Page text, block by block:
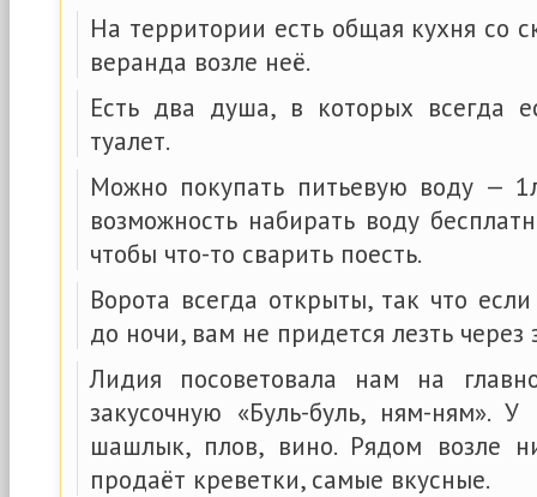
На территории есть общая кухня со
веранда возле неё.
Есть два душа, в которых всегда
туалет.
Можно покупать питьевую воду —
возможность набирать воду
чтобы что-то сварить поесть.
Ворота всегда открыты, так что
до ночи, вам не придется лезть через
Лидия посоветовала нам на
закусочную «Буль-буль, ням-ням».
шашлык, плов, вино. Рядом возле
продаёт креветки, самые вкусные.